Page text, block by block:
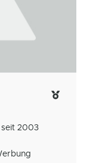
seit 2003